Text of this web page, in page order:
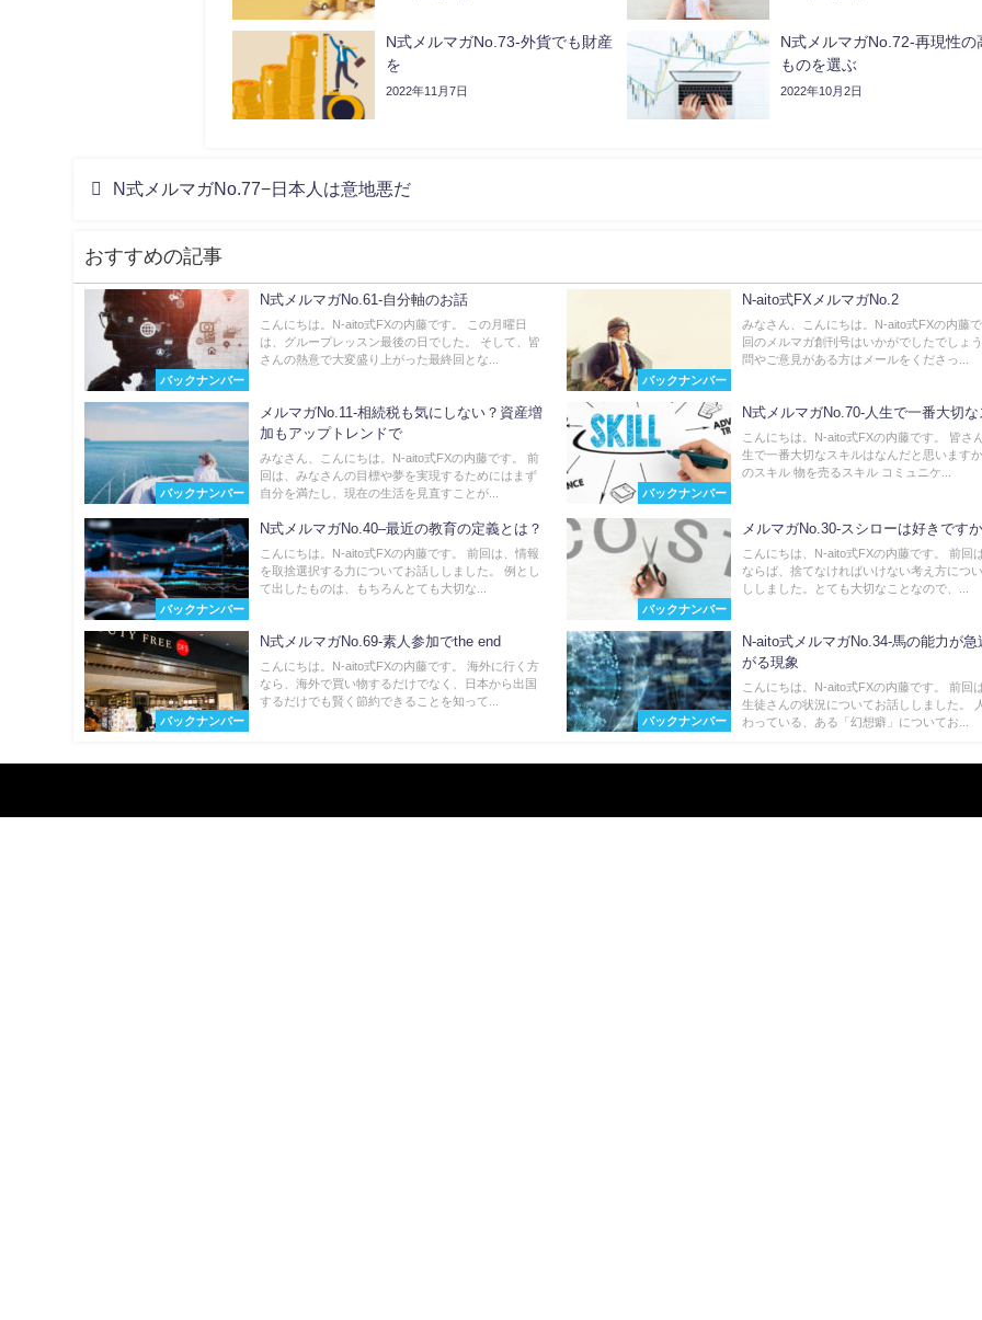
N式メルマガNo.73-外貨でも財産
を
2022年11月7日
N式メルマガNo.72-再現性の
ものを選ぶ
2022年10月2日
N式メルマガNo.77−日本人は意地悪だ
おすすめの記事
バックナンバー
N式メルマガNo.61-自分軸のお話
こんにちは。N-aito式FXの内藤です。 この月曜日
は、グループレッスン最後の日でした。 そして、皆
さんの熱意で大変盛り上がった最終回とな...
バックナンバー
N-aito式FXメルマガNo.2
みなさん、こんにちは。N-aito式FXの内藤
回のメルマガ創刊号はいかがでしたでしょ
問やご意見がある方はメールをくださっ...
バックナンバー
メルマガNo.11-相続税も気にしない？資産増
加もアップトレンドで
みなさん、こんにちは。N-aito式FXの内藤です。 前
回は、みなさんの目標や夢を実現するためにはまず
自分を満たし、現在の生活を見直すことが...
バックナンバー
N式メルマガNo.70-人生で一番大切
こんにちは。N-aito式FXの内藤です。 皆さ
生で一番大切なスキルはなんだと思います
のスキル 物を売るスキル コミュニケ...
バックナンバー
N式メルマガNo.40–最近の教育の定義とは？
こんにちは。N-aito式FXの内藤です。 前回は、情報
を取捨選択する力についてお話ししました。 例とし
て出したものは、もちろんとても大切な...
バックナンバー
メルマガNo.30-スシローは好きです
こんにちは、N-aito式FXの内藤です。 前回
ならば、捨てなければいけない考え方につ
ししました。とても大切なことなので、...
バックナンバー
N式メルマガNo.69-素人参加でthe end
こんにちは。N-aito式FXの内藤です。 海外に行く方
なら、海外で買い物するだけでなく、日本から出国
するだけでも賢く節約できることを知って...
バックナンバー
N-aito式メルマガNo.34-馬の能力が急
がる現象
こんにちは。N-aito式FXの内藤です。 前回
生徒さんの状況についてお話ししました。
わっている、ある「幻想癖」についてお...